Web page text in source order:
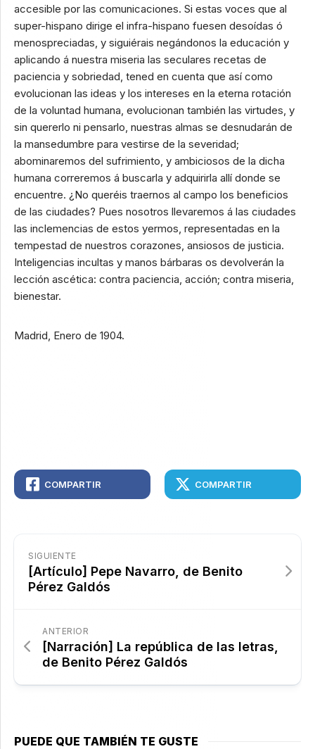
accesible por las comunicaciones. Si estas voces que al
super-hispano dirige el infra-hispano fuesen desoídas ó
menospreciadas, y siguiérais negándonos la educación y
aplicando á nuestra miseria las seculares recetas de
paciencia y sobriedad, tened en cuenta que así como
evolucionan las ideas y los intereses en la eterna rotación
de la voluntad humana, evolucionan también las virtudes, y
sin quererlo ni pensarlo, nuestras almas se desnudarán de
la mansedumbre para vestirse de la severidad;
abominaremos del sufrimiento, y ambiciosos de la dicha
humana correremos á buscarla y adquirirla allí donde se
encuentre. ¿No queréis traernos al campo los beneficios
de las ciudades? Pues nosotros llevaremos á las ciudades
las inclemencias de estos yermos, representadas en la
tempestad de nuestros corazones, ansiosos de justicia.
Inteligencias incultas y manos bárbaras os devolverán la
lección ascética: contra paciencia, acción; contra miseria,
bienestar.
Madrid, Enero de 1904.
COMPARTIR COMPARTIR
SIGUIENTE
[Artículo] Pepe Navarro, de Benito
Pérez Galdós
ANTERIOR
[Narración] La república de las letras,
de Benito Pérez Galdós
PUEDE QUE TAMBIÉN TE GUSTE